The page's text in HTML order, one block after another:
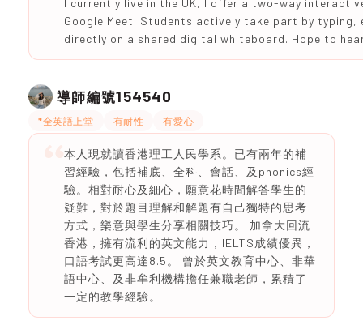
I currently live in the UK, I offer a two-way
Google Meet. Students actively take part by
directly on a shared digital whiteboard. Hope to
導師編號154540
*全英語上堂 有耐性 有愛心
本人現就讀香港理工人民學系。已有兩年的補
習經驗，包括補底、全科、會話、及phonics經
驗。相對耐心及細心，願意花時間解答學生的
疑難，對於題目理解和解題有自己獨特的思考
方式，樂意與學生分享相關技巧。 加拿大回流
香港，擁有流利的英文能力，IELTS成績優異，
口語考試更高達8.5。 曾於英文教育中心、非華
語中心、及非牟利機構擔任兼職老師，累積了
一定的教學經驗。